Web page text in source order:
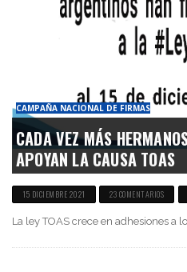
CAMPAÑA NACIONAL DE FIRMAS
CADA VEZ MÁS
APOYAN LA CAUSA TOAS
15 DICIEMBRE 2021 23 COMENTARIOS
La ley TOAS crece en adhesiones a